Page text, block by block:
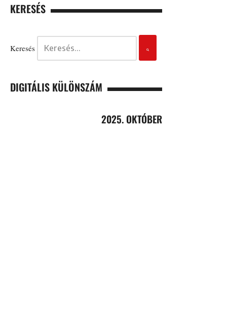
KERESÉS
Keresés
DIGITÁLIS KÜLÖNSZÁM
2025. OKTÓBER